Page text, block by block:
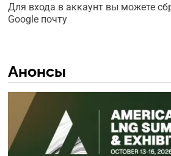
Для входа в аккаунт вы можете
Google почту
Анонсы